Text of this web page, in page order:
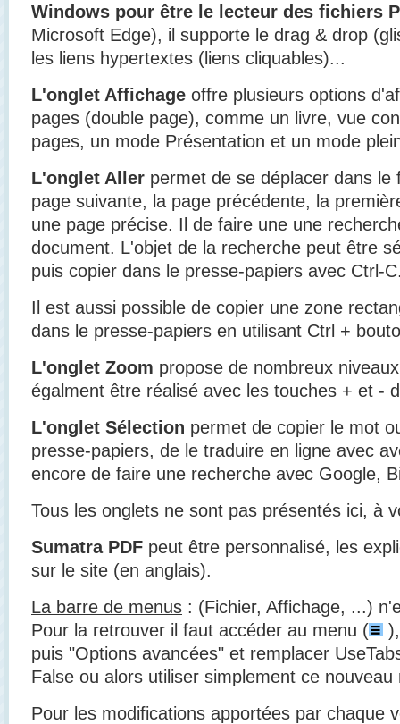
Windows pour être le lecteur des fichiers
Microsoft Edge), il supporte le drag & drop
les liens hypertextes (liens cliquables)...
L'onglet Affichage offre plusieurs options
pages (double page), comme un livre, vue
pages, un mode Présentation et un mode
L'onglet Aller permet de se déplacer dans le
page suivante, la page précédente, la
une page précise. Il de faire une une
document. L'objet de la recherche peut être
puis copier dans le presse-papiers avec Ctrl-
Il est aussi possible de copier une zone
dans le presse-papiers en utilisant Ctrl +
L'onglet Zoom propose de nombreux
égalment être réalisé avec les touches + et -
L'onglet Sélection permet de copier le mot
presse-papiers, de le traduire en ligne avec
encore de faire une recherche avec Google,
Tous les onglets ne sont pas présentés ici, à
Sumatra PDF peut être personnalisé, les
sur le site (en anglais).
La barre de menus : (Fichier, Affichage, ...)
Pour la retrouver il faut accéder au menu (
puis "Options avancées" et remplacer
False ou alors utiliser simplement ce nouveau
Pour les modifications apportées par chaque